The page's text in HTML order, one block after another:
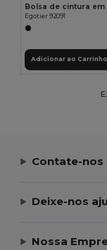
Egotier 92091
Adicionar ao Carrinho
Contate-nos
Deixe-nos
Nossa